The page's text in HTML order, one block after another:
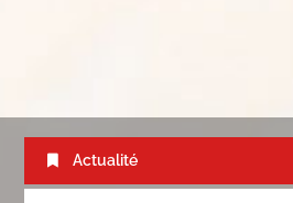
Actualité